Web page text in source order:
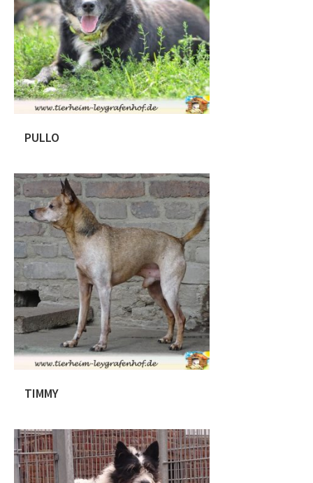
PULLO
haben ihn durch einen befreundeten
deutschen Verein am 31.8.2019 zu uns
genommen. Pullo war lange nur auf
Distanz , versteckte sich und freundlich
war auch anders. Mit kleine Schritten
wurde das Ziel aus ihm ein nettes
Kerlchen rauszuholen erreicht.
Mittlerweile lernt er auch mit Menschen
im Sicherheitsgeschirr und […]
TIMMY
02.03.2011 geboren und hat eine
geschätzte Schulterhöhe von 30 cm.
Wir haben Timmy als Abgabehund
übernommen, da sein ehemaliges